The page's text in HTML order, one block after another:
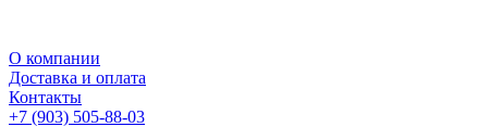
О компании
Доставка и оплата
Контакты
+7 (903) 505-88-03